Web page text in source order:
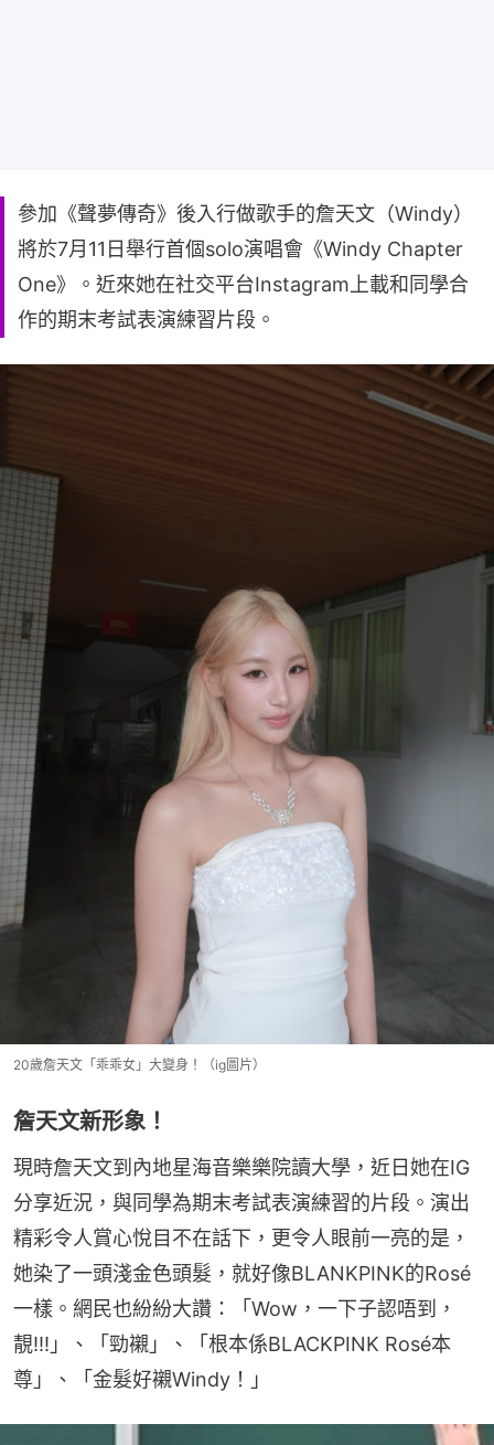
參加《聲夢傳奇》後入行做歌手的詹天文（Windy）
將於7月11日舉行首個solo演唱會《Windy Chapter
One》。近來她在社交平台Instagram上載和同學合
作的期末考試表演練習片段。
20歲詹天文「乖乖女」大變身！（ig圖片）
詹天文新形象！
現時詹天文到內地星海音樂樂院讀大學，近日她在IG
分享近況，與同學為期末考試表演練習的片段。演出
精彩令人賞心悅目不在話下，更令人眼前一亮的是，
她染了一頭淺金色頭髮，就好像BLANKPINK的Rosé
一樣。網民也紛紛大讚：「Wow，一下子認唔到，
靚!!!」、「勁襯」、「根本係BLACKPINK Rosé本
尊」、「金髮好襯Windy！」